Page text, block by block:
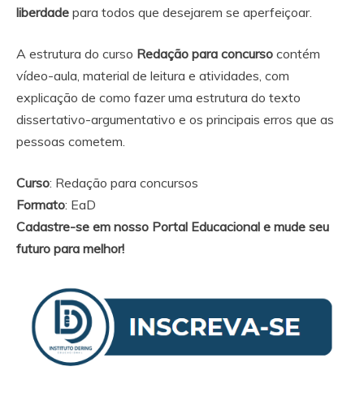
liberdade para todos que desejarem se aperfeiçoar.
A estrutura do curso Redação para concurso contém
vídeo-aula, material de leitura e atividades, com
explicação de como fazer uma estrutura do texto
dissertativo-argumentativo e os principais erros que as
pessoas cometem.
Curso: Redação para concursos
Formato: EaD
Cadastre-se em nosso Portal Educacional e mude seu
futuro para melhor!